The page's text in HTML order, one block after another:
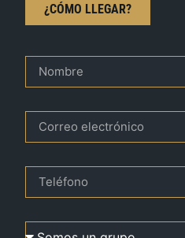
¿CÓMO LLEGAR?